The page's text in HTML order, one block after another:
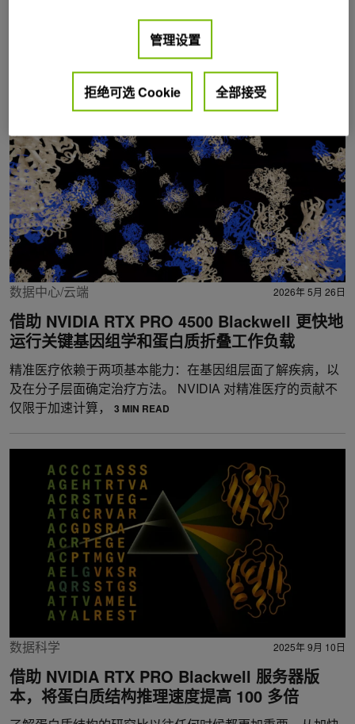
Posts by Alejandro Chacon
数据中心/云端 2026年 5月 26日
借助 NVIDIA RTX PRO 4500 Blackwell 更快地
运行关键基因组学和蛋白质折叠工作负载
精准医疗依赖于两项基本能力：在基因组层面了解疾病，以
及在分子层面确定治疗方法。 NVIDIA 对精准医疗的贡献不
仅限于加速计算，
3 MIN READ
数据科学 2025年 9月 10日
借助 NVIDIA RTX PRO Blackwell 服务器版
本，将蛋白质结构推理速度提高 100 多倍
管理设置
拒绝可选 Cookie 全部接受